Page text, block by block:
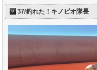
37/釣れた！キノピオ隊長